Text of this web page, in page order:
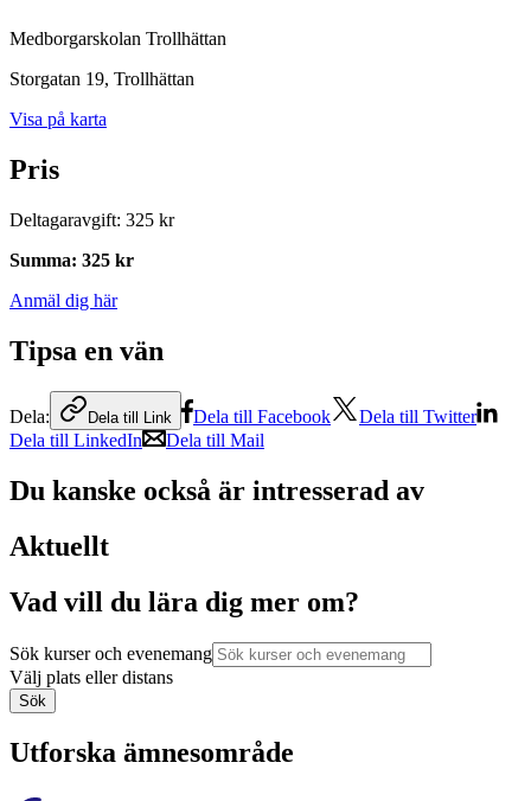
Medborgarskolan Trollhättan
Storgatan 19, Trollhättan
Visa på karta
Pris
Deltagaravgift: 325 kr
Summa: 325 kr
Anmäl dig här
Tipsa en vän
Dela: Dela till Link Dela till Facebook
Dela till Twitter
Dela till LinkedIn
Dela till Mail
Du kanske också är intresserad av
Aktuellt
Vad vill du lära dig mer om?
Sök kurser och evenemang
Välj plats eller distans
Sök
Utforska ämnesområde